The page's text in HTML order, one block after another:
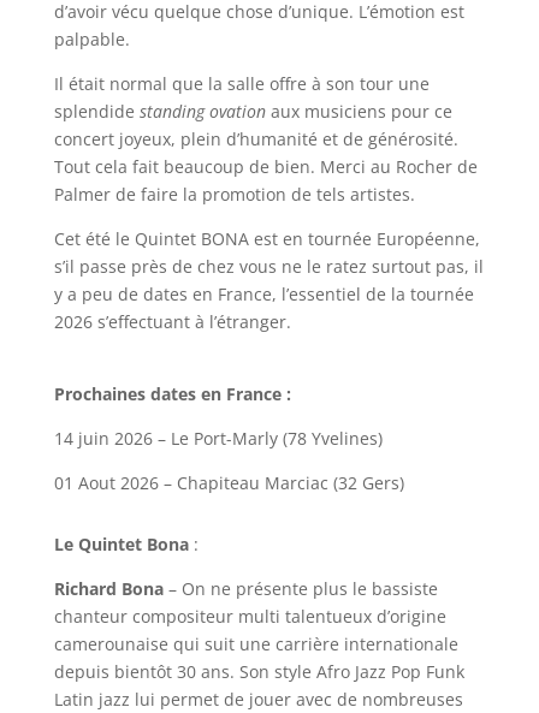
d’avoir vécu quelque chose d’unique. L’émotion est
palpable.
Il était normal que la salle offre à son tour une
splendide standing ovation aux musiciens pour ce
concert joyeux, plein d’humanité et de générosité.
Tout cela fait beaucoup de bien. Merci au Rocher de
Palmer de faire la promotion de tels artistes.
Cet été le Quintet BONA est en tournée Européenne,
s’il passe près de chez vous ne le ratez surtout pas, il
y a peu de dates en France, l’essentiel de la tournée
2026 s’effectuant à l’étranger.
Prochaines dates en France :
14 juin 2026 – Le Port-Marly (78 Yvelines)
01 Aout 2026 – Chapiteau Marciac (32 Gers)
Le Quintet Bona:
Richard Bona – On ne présente plus le bassiste
chanteur compositeur multi talentueux d’origine
camerounaise qui suit une carrière internationale
depuis bientôt 30 ans. Son style Afro Jazz Pop Funk
Latin jazz lui permet de jouer avec de nombreuses